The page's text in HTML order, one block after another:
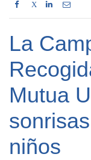
X
La
Mutua
niños